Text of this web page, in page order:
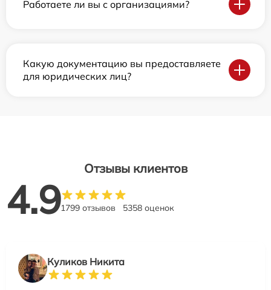
Работаете ли вы с организациями?
Какую документацию вы предоставляете
для юридических лиц?
Отзывы клиентов
4.91799 отзывов 5358 оценок
Куликов Никита